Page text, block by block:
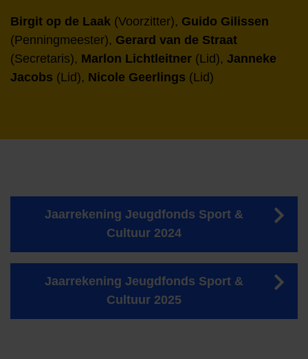
Birgit op de Laak (Voorzitter), Guido Gilissen
(Penningmeester), Gerard van de Straat
(Secretaris), Marlon Lichtleitner (Lid), Janneke
Jacobs (Lid), Nicole Geerlings (Lid)
Jaarrekening Jeugdfonds Sport &
Cultuur 2024
Jaarrekening Jeugdfonds Sport &
Cultuur 2025